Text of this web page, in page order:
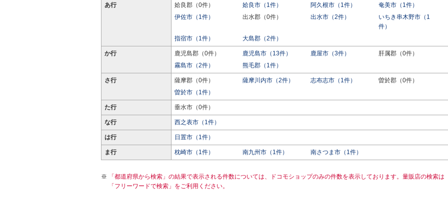
あ行 姶良郡（0件） 姶良市（1件） 阿久根市（1件）
奄美市（1件）
伊佐市（1件）
出水郡（0件） 出水市（2件）
いちき串木野市（1
件）
指宿市（1件）
大島郡（2件）
か行 鹿児島郡（0件） 鹿児島市（13件） 鹿屋市（3件）
肝属郡（0件）
霧島市（2件）
熊毛郡（1件）
さ行 薩摩郡（0件） 薩摩川内市（2件） 志布志市（1件）
曽於郡（0件）
曽於市（1件）
た行 垂水市（0件）
な行 西之表市（1件）
は行 日置市（1件）
ま行 枕崎市（1件） 南九州市（1件） 南さつま市（1件）
「都道府県から検索」の結果で表示される件数については、ドコモショップのみの件数を表示しております。量販店の検索は
「フリーワードで検索」をご利用ください。